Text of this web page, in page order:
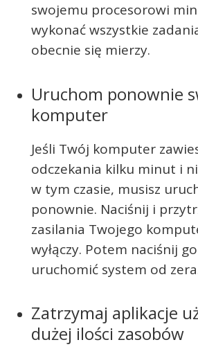
swojemu procesorowi
wykonać wszystkie
obecnie się mierzy.
Uruchom ponownie
komputer
Jeśli Twój komputer
odczekania kilku minut i
w tym czasie, musisz
ponownie. Naciśnij i
zasilania Twojego
wyłączy. Potem naciśnij
uruchomić system od
Zatrzymaj aplikacje
dużej ilości zasobów